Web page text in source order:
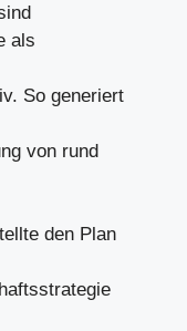
als
So generiert
von rund
den Plan